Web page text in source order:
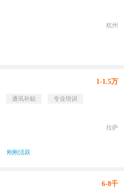
杭州
1-1.5万
通讯补贴
专业培训
拉萨
刚刚活跃
6-8千